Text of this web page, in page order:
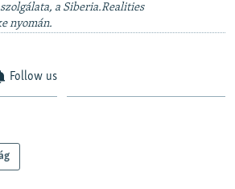
a Siberia.Realities
nyomán.
Follow us